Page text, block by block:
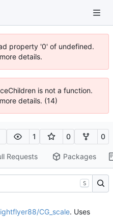
property '0' of undefined.
details.
is not a function.
details. (14)
1 0 0
Requests Packages
S
CG_scale. Uses